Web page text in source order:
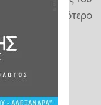
και περισσότερο